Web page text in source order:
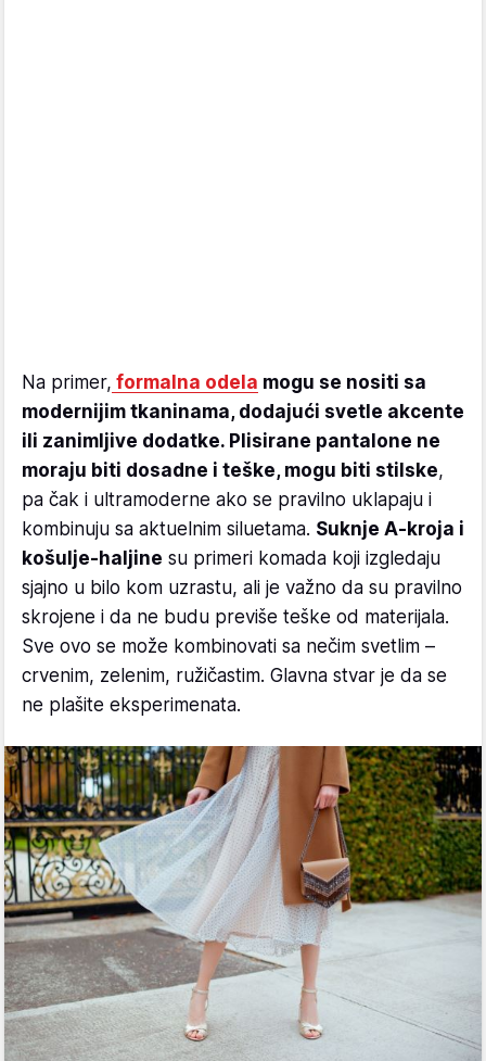
Na primer, formalna odela mogu se nositi sa
modernijim tkaninama, dodajući svetle akcente
ili zanimljive dodatke. Plisirane pantalone ne
moraju biti dosadne i teške, mogu biti stilske,
pa čak i ultramoderne ako se pravilno uklapaju i
kombinuju sa aktuelnim siluetama. Suknje A-kroja i
košulje-haljine su primeri komada koji izgledaju
sjajno u bilo kom uzrastu, ali je važno da su pravilno
skrojene i da ne budu previše teške od materijala.
Sve ovo se može kombinovati sa nečim svetlim –
crvenim, zelenim, ružičastim. Glavna stvar je da se
ne plašite eksperimenata.